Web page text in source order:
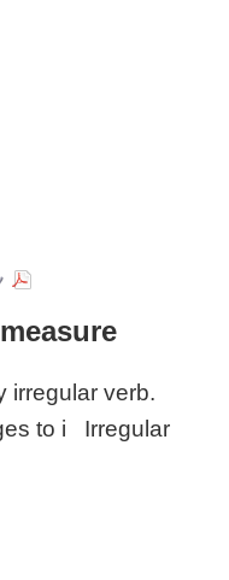
irregular verb.
to i Irregular